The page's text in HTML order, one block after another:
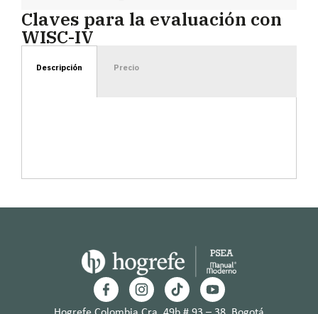
Claves para la evaluación con
WISC-IV
Descripción Precio